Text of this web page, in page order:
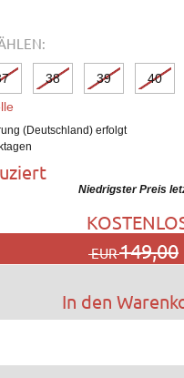
38 39 40
(Deutschland) erfolgt
Niedrigster Preis
EUR149,00